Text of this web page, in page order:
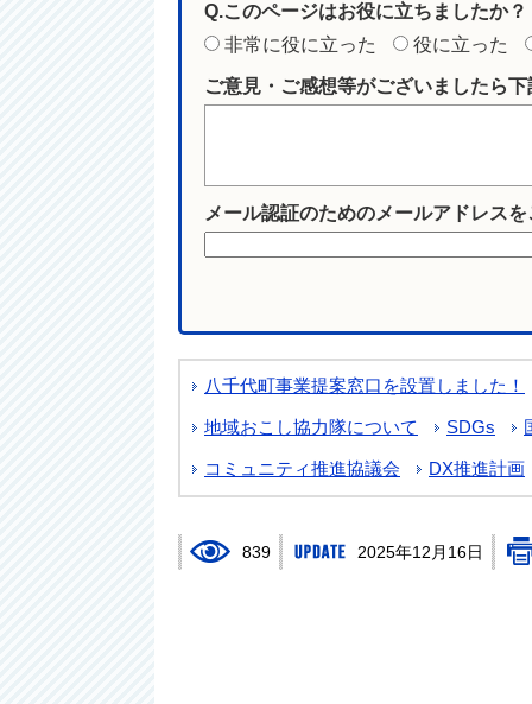
Q.このページはお役に立ちましたか？
非常に役に立った
役に立った
ご意見・ご感想等がございましたら
メール認証のためのメールアドレス
八千代町事業提案窓口を設置しました！
地域おこし協力隊について SDGs
コミュニティ推進協議会 DX推進計画
839 2025年12月16日